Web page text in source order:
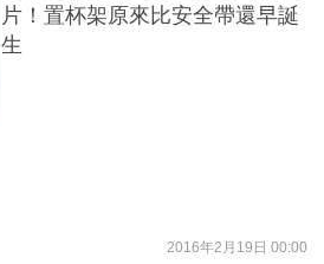
片！置杯架原來比安全帶還早誕
生
2016年2月19日 00:00